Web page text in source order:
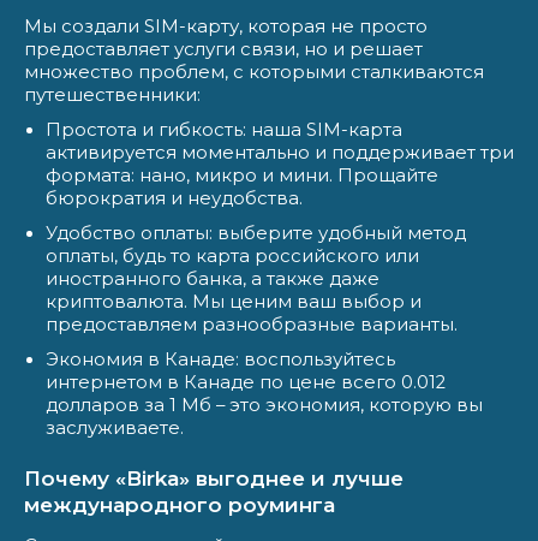
Мы создали SIM-карту, которая не просто
предоставляет услуги связи, но и решает
множество проблем, с которыми сталкиваются
путешественники:
Простота и гибкость: наша SIM-карта
активируется моментально и поддерживает три
формата: нано, микро и мини. Прощайте
бюрократия и неудобства.
Удобство оплаты: выберите удобный метод
оплаты, будь то карта российского или
иностранного банка, а также даже
криптовалюта. Мы ценим ваш выбор и
предоставляем разнообразные варианты.
Экономия в Канаде: воспользуйтесь
интернетом в Канаде по цене всего 0.012
долларов за 1 Мб – это экономия, которую вы
заслуживаете.
Почему «Birka» выгоднее и лучше
международного роуминга